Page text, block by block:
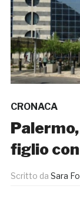
CRONACA
figlio
Scritto da Sara